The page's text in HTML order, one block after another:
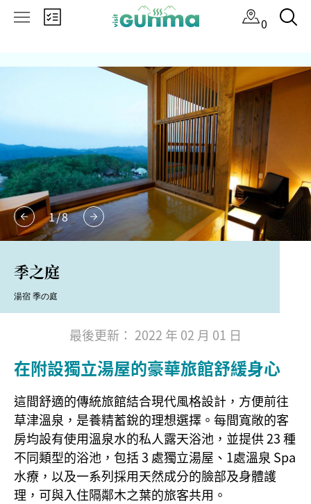
0
1/8
季之庭
湯宿 季の庭
最後更新： 2022 年 02 月 01 日
在附設獨立湯屋的豪華旅館舒緩身心
這間舒適的傳統旅館結合現代風格設計，方便前往
草津溫泉，是養精蓄銳的理想選擇。每間寬敞的客
房均設有使用溫泉水的私人露天浴池，並提供 23 種
不同類型的浴池，包括 3 處獨立湯屋、1處溫泉 Spa
水療，以及一系列採用天然成分的臉部及身體護
理，可與入住隔鄰木之葉的旅客共用。